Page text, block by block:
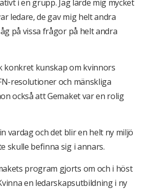
i en grupp. Jag lärde mig mycket
ledare, de gav mig helt andra
på vissa frågor på helt andra
konkret kunskap om kvinnors
resolutioner och mänskliga
också att Gemaket var en rolig
vardag och det blir en helt ny miljö
skulle befinna sig i annars.
program gjorts om och i höst
en ledarskapsutbildning i ny